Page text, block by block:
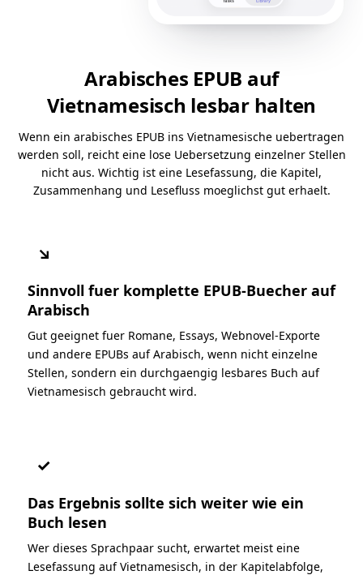
Arabisches EPUB auf
Vietnamesisch lesbar halten
Wenn ein arabisches EPUB ins Vietnamesische uebertragen
werden soll, reicht eine lose Uebersetzung einzelner Stellen
nicht aus. Wichtig ist eine Lesefassung, die Kapitel,
Zusammenhang und Lesefluss moeglichst gut erhaelt.
↘
Sinnvoll fuer komplette EPUB-Buecher auf
Arabisch
Gut geeignet fuer Romane, Essays, Webnovel-Exporte
und andere EPUBs auf Arabisch, wenn nicht einzelne
Stellen, sondern ein durchgaengig lesbares Buch auf
Vietnamesisch gebraucht wird.
✓
Das Ergebnis sollte sich weiter wie ein
Buch lesen
Wer dieses Sprachpaar sucht, erwartet meist eine
Lesefassung auf Vietnamesisch, in der Kapitelabfolge,